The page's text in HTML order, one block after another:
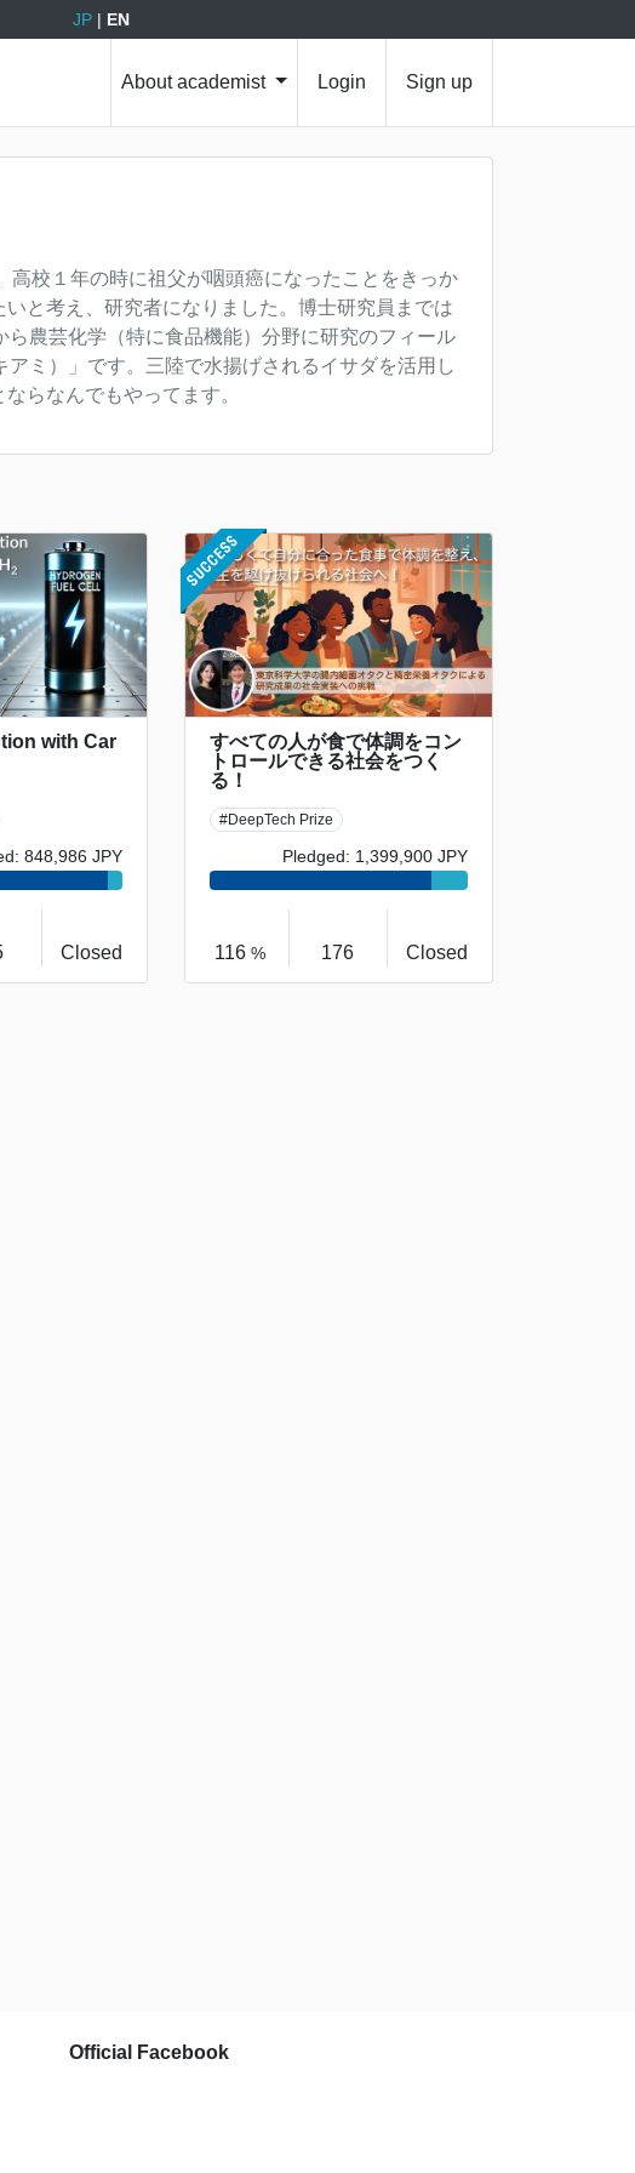
JP| EN
About academist Login Sign up
校１年の時に祖父が咽頭癌になったことをきっか
と考え、研究者になりました。博士研究員までは
農芸化学（特に食品機能）分野に研究のフィール
ミ）」です。三陸で水揚げされるイサダを活用し
らなんでもやってます。
with Car
848,986 JPY
Closed
すべての人が食で体調をコン
トロールできる社会をつく
る！
#DeepTech Prize
Pledged: 1,399,900 JPY
116 % 176 Closed
Official Facebook